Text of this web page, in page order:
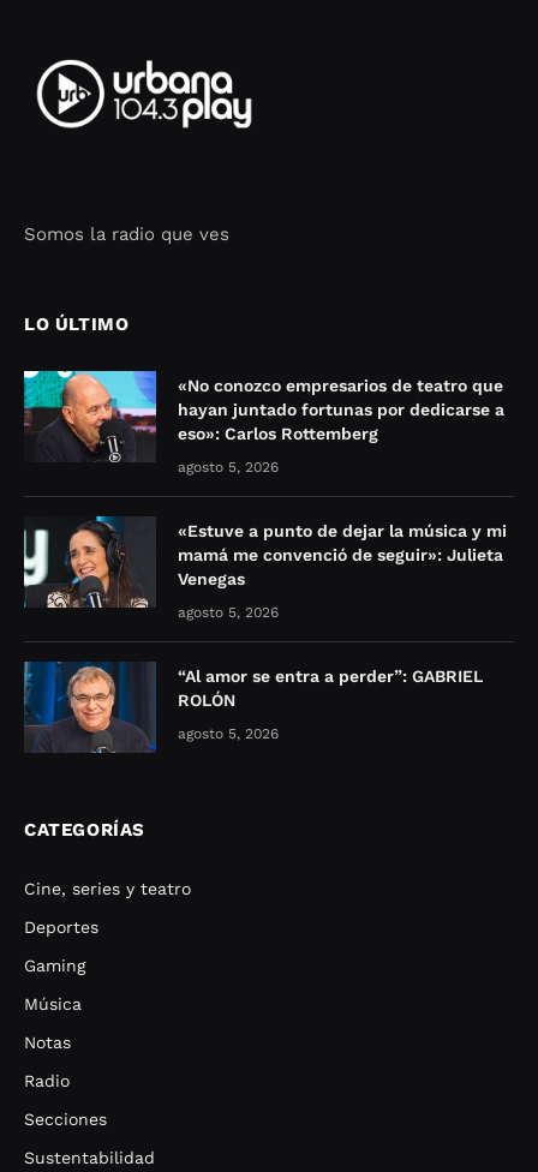
Somos la radio que ves
LO ÚLTIMO
«No conozco empresarios de teatro que
hayan juntado fortunas por dedicarse a
eso»: Carlos Rottemberg
agosto 5, 2026
«Estuve a punto de dejar la música y mi
mamá me convenció de seguir»: Julieta
Venegas
agosto 5, 2026
“Al amor se entra a perder”: GABRIEL
ROLÓN
agosto 5, 2026
CATEGORÍAS
Cine, series y teatro
Deportes
Gaming
Música
Notas
Radio
Secciones
Sustentabilidad